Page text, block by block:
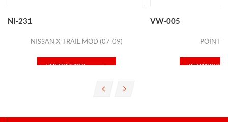
NI-231
NISSAN X-TRAIL MOD (07-09)
VER PRODUCTO
VW-005
VER PRODUCTO